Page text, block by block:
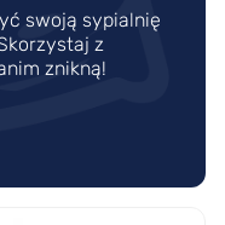
swoją sypialnię
z
znikną!